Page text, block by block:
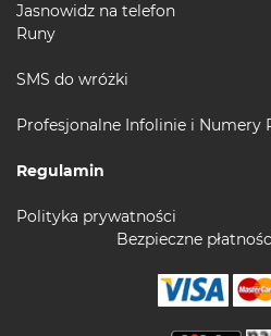
Jasnowidz na telefon
Runy
SMS do wróżki
Profesjonalne Infolinie i Numery
Regulamin
Polityka prywatności
Bezpieczne